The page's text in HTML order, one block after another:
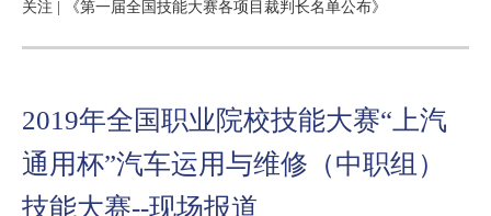
关注 | 《第一届全国技能大赛各项目裁判长名单公布》
2019年全国职业院校技能大赛“上汽
通用杯”汽车运用与维修（中职组）
技能大赛--现场报道